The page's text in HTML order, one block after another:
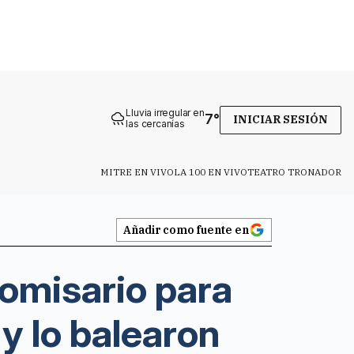
Lluvia irregular en
las cercanías
7° INICIAR SESIÓN
MITRE EN VIVOLA 100 EN VIVOTEATRO TRONADOR
Añadir como fuente en
para
lo balearon